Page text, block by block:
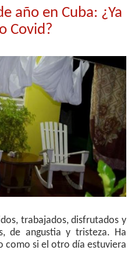
año en Cuba: ¿Ya
Covid?
trabajados, disfrutados y
de angustia y tristeza. Ha
como si el otro día estuviera